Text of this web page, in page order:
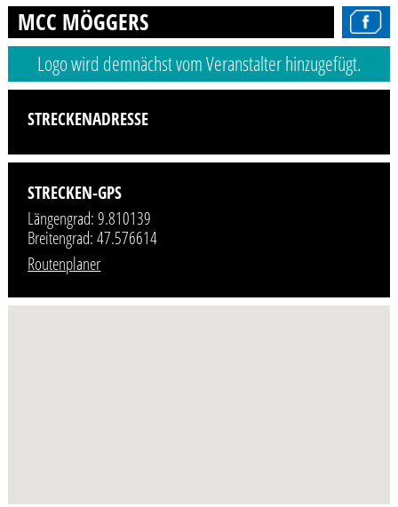
MCC MÖGGERS
Logo wird demnächst vom Veranstalter hinzugefügt.
STRECKENADRESSE
STRECKEN-GPS
Längengrad: 9.810139
Breitengrad: 47.576614
Routenplaner